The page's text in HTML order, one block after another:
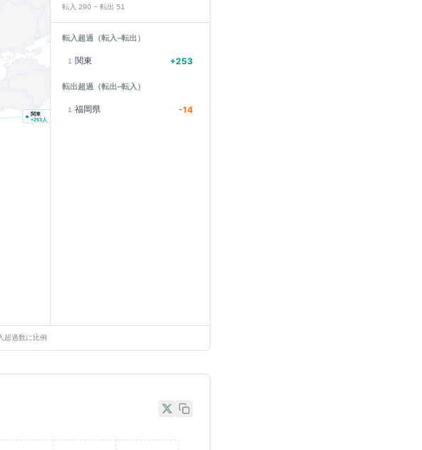
関東
+253人
転入 290 − 転出 51
転入超過（転入−転出）
1 関東 +253
転出超過（転出−転入）
1 福岡県 -14
超過数に比例